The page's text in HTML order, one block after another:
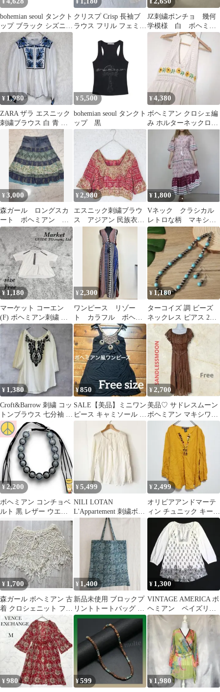
¥
bohemian seoul タンクト
ップ ブラック シズニル
ック 黒 韓国
¥
クリスプ Crisp 長袖ブ
ラウス フリル フェミニ
¥
JZ刺繍ポンチョ 幾何
学模様 白 ボヘミア
ン フェミニンカジュ
¥ 1,980
ZARA ザラ エスニック
刺繍ブラウス 白 青 ボ
ヘミアン インド製 S
¥ 5,500
bohemian seoul タンクト
ップ 黒
¥4,380
ボヘミアン クロシェ編
み ホルターネックロン
グワンピース ひまわり
刺繍 ゆったり
¥3,000
森ガール ロングスカ
ート ボヘミアン ド
ッキングデザイン
¥2,980
エスニック刺繍ブラウ
ス アジアン 民族衣装
風 刺繍 インド綿風 ボ
ヘミアン
¥ 1,800
Vネック クラシカル
レトロな柄 マキシワ
ンピース ボヘミアン
¥1,180
マーケット コーエン
(F) ボヘミアン刺繍 イ
ンド製 ブラウス 綿
100%
¥ 2,300
ワンピース リゾー
ト カラフル ボヘミ
アン BOHO
¥ 1,180
ターコイズ 調 ビーズ
ネックレス ピアス 2点
セット ボヘミアン イベ
¥ 1,380
Croft&Barrow 刺繍 コッ
トンブラウス 七分袖 ボ
ヘミアン S
¥850
SALE【美品】ミニワン
ピース キャミソール ボ
ヘミアン Ｆサイズ
¥2,700
美品♡ サドレスムーン
ボヘミアン マキシワン
ピース オフショル リゾ
¥2,200
ボヘミアン コンチョベ
ルト 黒 レザー ウエス
タン フリンジ 紐ベルト
Y2K
¥5,499
NILI LOTAN
L'Appartement 刺繍ボヘ
ミアンブラウス
¥2,499
オリビアアンドマーテ
ィン チュニック キーネ
ック 刺繍 花柄 M 黄 ボ
ヘミアン
¥ 1,700
森ガール ボヘミアン 古
着 クロシェニット フリ
ンジポンチョ
¥ 1,400
新品未使用 ブロックプ
リントトートバッグ イ
ンド 綿100% ボヘミア
¥ 1,300
VINTAGE AMERICA ボ
ヘミアン ペイズリー
柄 刺繍 ブラウス 七分
袖
¥980 ¥599 ¥ 1,980